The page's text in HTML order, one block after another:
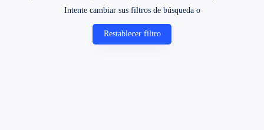
Intente cambiar sus filtros de búsqueda o
Restablecer filtro